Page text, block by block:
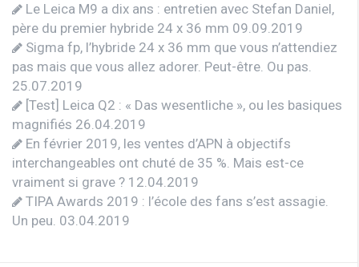
Le Leica M9 a dix ans : entretien avec Stefan Daniel,
père du premier hybride 24 x 36 mm 09.09.2019
Sigma fp, l’hybride 24 x 36 mm que vous n’attendiez
pas mais que vous allez adorer. Peut-être. Ou pas.
25.07.2019
[Test] Leica Q2 : « Das wesentliche », ou les basiques
magnifiés 26.04.2019
En février 2019, les ventes d’APN à objectifs
interchangeables ont chuté de 35 %. Mais est-ce
vraiment si grave ? 12.04.2019
TIPA Awards 2019 : l’école des fans s’est assagie.
Un peu. 03.04.2019